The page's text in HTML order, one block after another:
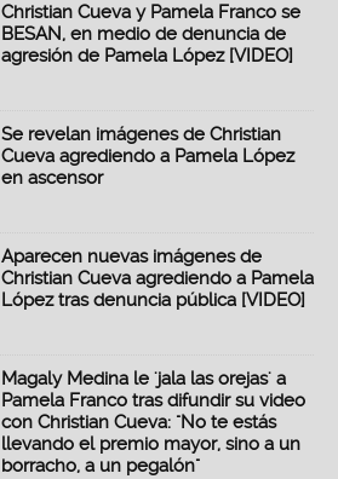
Christian Cueva y Pamela Franco se
BESAN, en medio de denuncia de
agresión de Pamela López [VIDEO]
Se revelan imágenes de Christian
Cueva agrediendo a Pamela López
en ascensor
Aparecen nuevas imágenes de
Christian Cueva agrediendo a Pamela
López tras denuncia pública [VIDEO]
Magaly Medina le 'jala las orejas' a
Pamela Franco tras difundir su video
con Christian Cueva: "No te estás
llevando el premio mayor, sino a un
borracho, a un pegalón"